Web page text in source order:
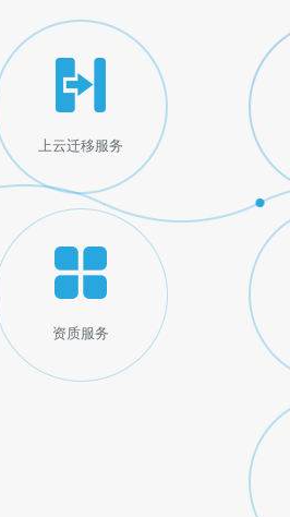
上云迁移服务
资质服务